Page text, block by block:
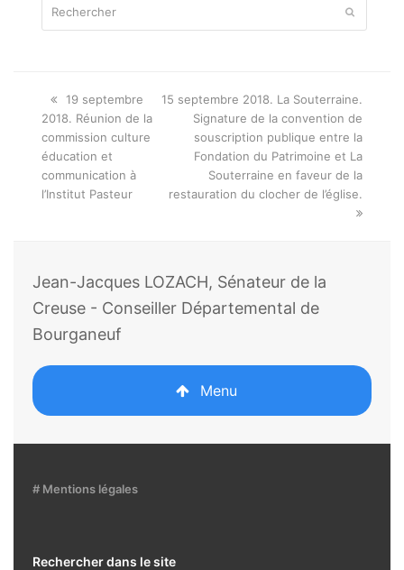
Onglet
précédent:
19 septembre
2018. Réunion de la
commission culture
éducation et
communication à
l’Institut Pasteur
next
15 septembre 2018. La Souterraine.
Signature de la convention de
souscription publique entre la
Fondation du Patrimoine et La
Souterraine en faveur de la
restauration du clocher de l’église.
Jean-Jacques LOZACH, Sénateur de la
Creuse - Conseiller Départemental de
Bourganeuf
Menu
# Mentions légales
Rechercher dans le site